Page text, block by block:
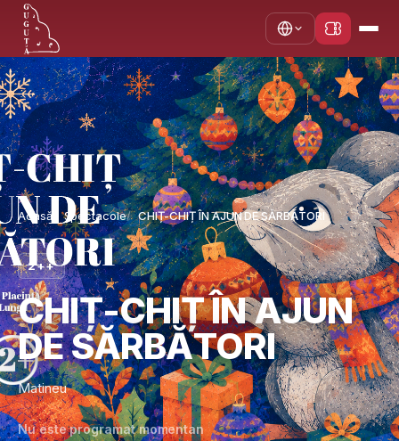
Acasă Spectacole CHIȚ-CHIȚ ÎN AJUN DE SĂRBĂTORI
2++
CHIȚ-CHIȚ ÎN AJUN
DE SĂRBĂTORI
Matineu
Nu este programat momentan